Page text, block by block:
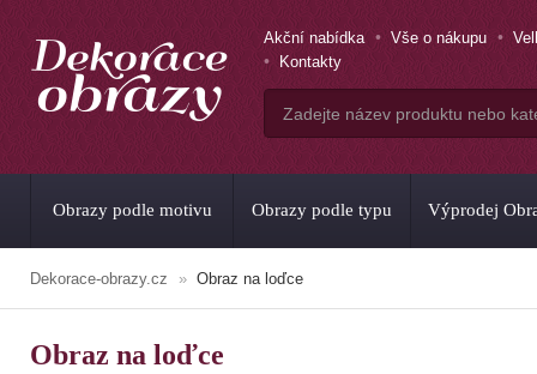
Akční nabídka Vše o nákupu
Kontakty
Obrazy podle motivu Obrazy podle typu Výprodej
Dekorace-obrazy.cz Obraz na loďce
Obraz na loďce